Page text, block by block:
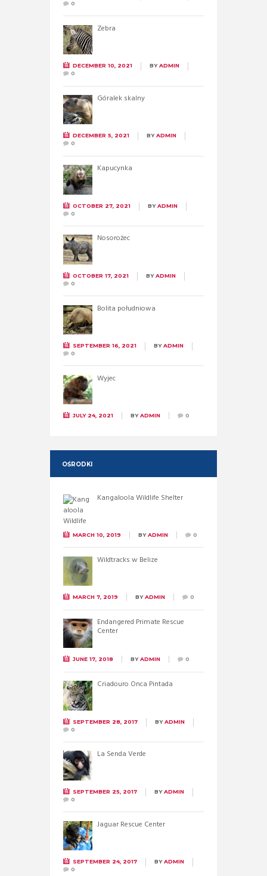
0
Zebra
DECEMBER 10, 2021 BYADMIN
0
Góralek skalny
DECEMBER 5, 2021 BYADMIN
0
Kapucynka
OCTOBER 27, 2021 BYADMIN
0
Nosorożec
OCTOBER 17, 2021 BYADMIN
0
Bolita południowa
SEPTEMBER 16, 2021 BYADMIN
0
Wyjec
JULY 24, 2021 BYADMIN 0
OŚRODKI
Kangaloola Wildlife Shelter
MARCH 10, 2019 BYADMIN 0
Wildtracks w Belize
MARCH 7, 2019 BYADMIN 0
Endangered Primate Rescue
Center
JUNE 17, 2018 BYADMIN 0
Criadouro Onca Pintada
SEPTEMBER 28, 2017 BYADMIN
0
La Senda Verde
SEPTEMBER 25, 2017 BYADMIN
0
Jaguar Rescue Center
SEPTEMBER 24, 2017 BYADMIN
0